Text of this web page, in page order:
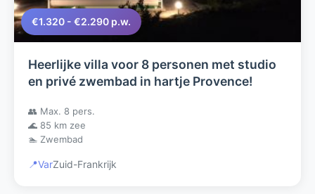
€1.320 - €2.290 p.w.
Heerlijke villa voor 8 personen met studio
en privé zwembad in hartje Provence!
👥 Max. 8 pers.
🌊 85 km zee
🏊 Zwembad
📍VarZuid-Frankrijk